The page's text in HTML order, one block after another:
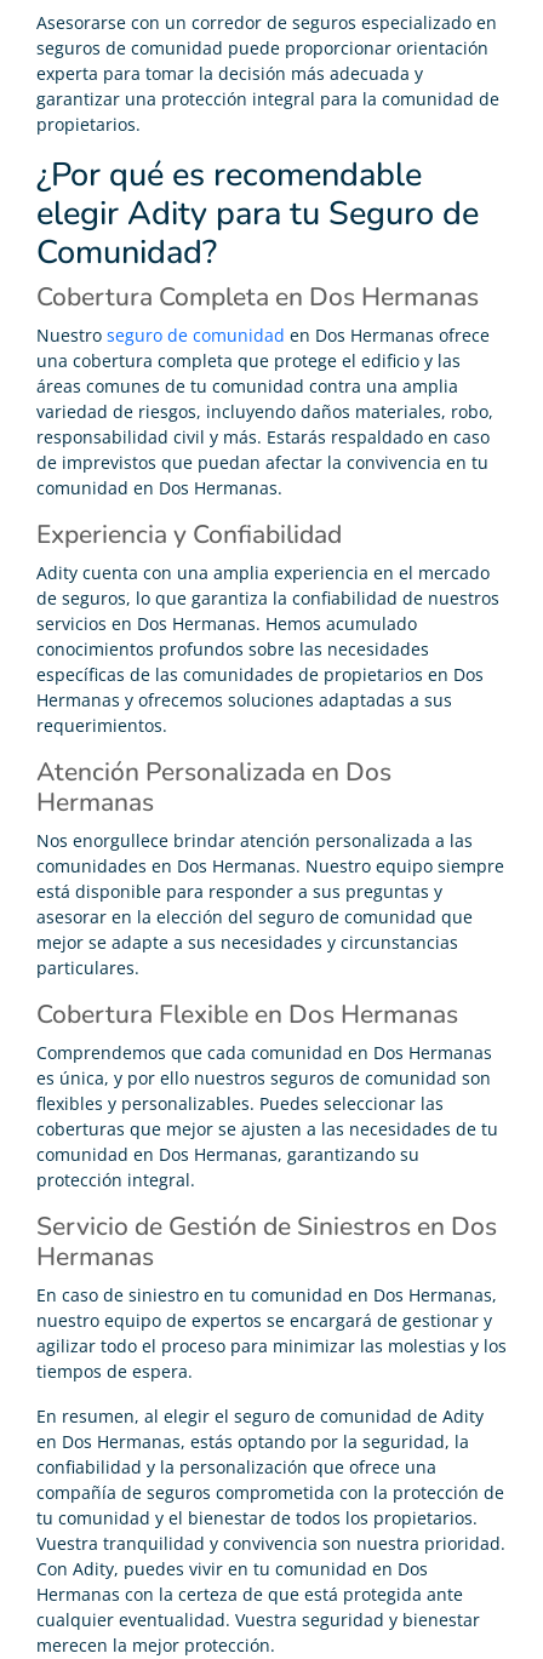
Asesorarse con un corredor de seguros especializado en
seguros de comunidad puede proporcionar orientación
experta para tomar la decisión más adecuada y
garantizar una protección integral para la comunidad de
propietarios.
¿Por qué es recomendable
elegir Adity para tu Seguro de
Comunidad?
Cobertura Completa en Dos Hermanas
Nuestro seguro de comunidad en Dos Hermanas ofrece
una cobertura completa que protege el edificio y las
áreas comunes de tu comunidad contra una amplia
variedad de riesgos, incluyendo daños materiales, robo,
responsabilidad civil y más. Estarás respaldado en caso
de imprevistos que puedan afectar la convivencia en tu
comunidad en Dos Hermanas.
Experiencia y Confiabilidad
Adity cuenta con una amplia experiencia en el mercado
de seguros, lo que garantiza la confiabilidad de nuestros
servicios en Dos Hermanas. Hemos acumulado
conocimientos profundos sobre las necesidades
específicas de las comunidades de propietarios en Dos
Hermanas y ofrecemos soluciones adaptadas a sus
requerimientos.
Atención Personalizada en Dos
Hermanas
Nos enorgullece brindar atención personalizada a las
comunidades en Dos Hermanas. Nuestro equipo siempre
está disponible para responder a sus preguntas y
asesorar en la elección del seguro de comunidad que
mejor se adapte a sus necesidades y circunstancias
particulares.
Cobertura Flexible en Dos Hermanas
Comprendemos que cada comunidad en Dos Hermanas
es única, y por ello nuestros seguros de comunidad son
flexibles y personalizables. Puedes seleccionar las
coberturas que mejor se ajusten a las necesidades de tu
comunidad en Dos Hermanas, garantizando su
protección integral.
Servicio de Gestión de Siniestros en Dos
Hermanas
En caso de siniestro en tu comunidad en Dos Hermanas,
nuestro equipo de expertos se encargará de gestionar y
agilizar todo el proceso para minimizar las molestias y los
tiempos de espera.
En resumen, al elegir el seguro de comunidad de Adity
en Dos Hermanas, estás optando por la seguridad, la
confiabilidad y la personalización que ofrece una
compañía de seguros comprometida con la protección de
tu comunidad y el bienestar de todos los propietarios.
Vuestra tranquilidad y convivencia son nuestra prioridad.
Con Adity, puedes vivir en tu comunidad en Dos
Hermanas con la certeza de que está protegida ante
cualquier eventualidad. Vuestra seguridad y bienestar
merecen la mejor protección.